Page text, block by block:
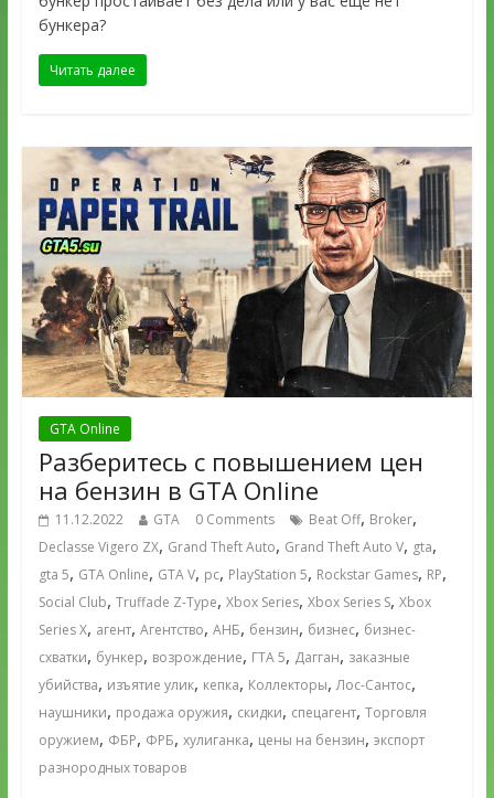
бункера?
Читать далее
GTA Online
Разберитесь с повышением цен
на бензин в GTA Online
11.12.2022 GTA 0 Comments Beat Off, Broker,
Declasse Vigero ZX, Grand Theft Auto, Grand Theft Auto V, gta,
gta 5, GTA Online, GTA V, pc, PlayStation 5, Rockstar Games, RP,
Social Club, Truffade Z-Type, Xbox Series, Xbox Series S, Xbox
Series X, агент, Агентство, АНБ, бензин, бизнес, бизнес-
схватки, бункер, возрождение, ГТА 5, Дагган, заказные
убийства, изъятие улик, кепка, Коллекторы,Лос-Сантос,
наушники, продажа оружия, скидки, спецагент, Торговля
оружием, ФБР, ФРБ, хулиганка, цены на бензин, экспорт
разнородных товаров